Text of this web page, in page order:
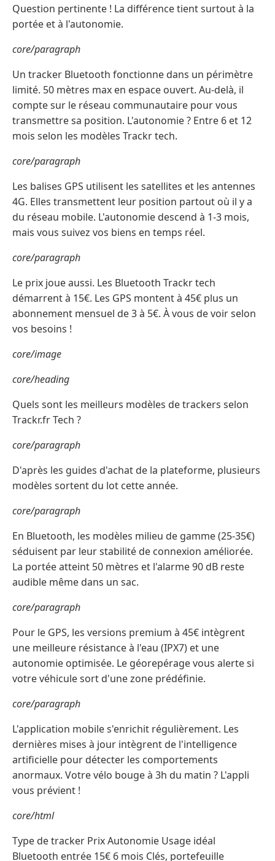
Question pertinente ! La différence tient surtout à la
portée et à l'autonomie.
core/paragraph
Un tracker Bluetooth fonctionne dans un périmètre
limité. 50 mètres max en espace ouvert. Au-delà, il
compte sur le réseau communautaire pour vous
transmettre sa position. L'autonomie ? Entre 6 et 12
mois selon les modèles Trackr tech.
core/paragraph
Les balises GPS utilisent les satellites et les antennes
4G. Elles transmettent leur position partout où il y a
du réseau mobile. L'autonomie descend à 1-3 mois,
mais vous suivez vos biens en temps réel.
core/paragraph
Le prix joue aussi. Les Bluetooth Trackr tech
démarrent à 15€. Les GPS montent à 45€ plus un
abonnement mensuel de 3 à 5€. À vous de voir selon
vos besoins !
core/image
core/heading
Quels sont les meilleurs modèles de trackers selon
Trackr.fr Tech ?
core/paragraph
D'après les guides d'achat de la plateforme, plusieurs
modèles sortent du lot cette année.
core/paragraph
En Bluetooth, les modèles milieu de gamme (25-35€)
séduisent par leur stabilité de connexion améliorée.
La portée atteint 50 mètres et l'alarme 90 dB reste
audible même dans un sac.
core/paragraph
Pour le GPS, les versions premium à 45€ intègrent
une meilleure résistance à l'eau (IPX7) et une
autonomie optimisée. Le géorepérage vous alerte si
votre véhicule sort d'une zone prédéfinie.
core/paragraph
L'application mobile s'enrichit régulièrement. Les
dernières mises à jour intègrent de l'intelligence
artificielle pour détecter les comportements
anormaux. Votre vélo bouge à 3h du matin ? L'appli
vous prévient !
core/html
Type de tracker Prix Autonomie Usage idéal
Bluetooth entrée 15€ 6 mois Clés, portefeuille